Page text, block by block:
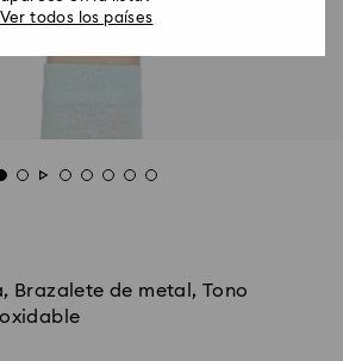
Brazalete de metal, Tono
Ver todos los países